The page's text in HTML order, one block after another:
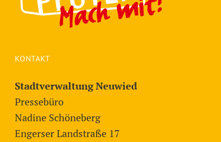
KONTAKT
Stadtverwaltung Neuwied
Pressebüro
Nadine Schöneberg
Engerser Landstraße 17